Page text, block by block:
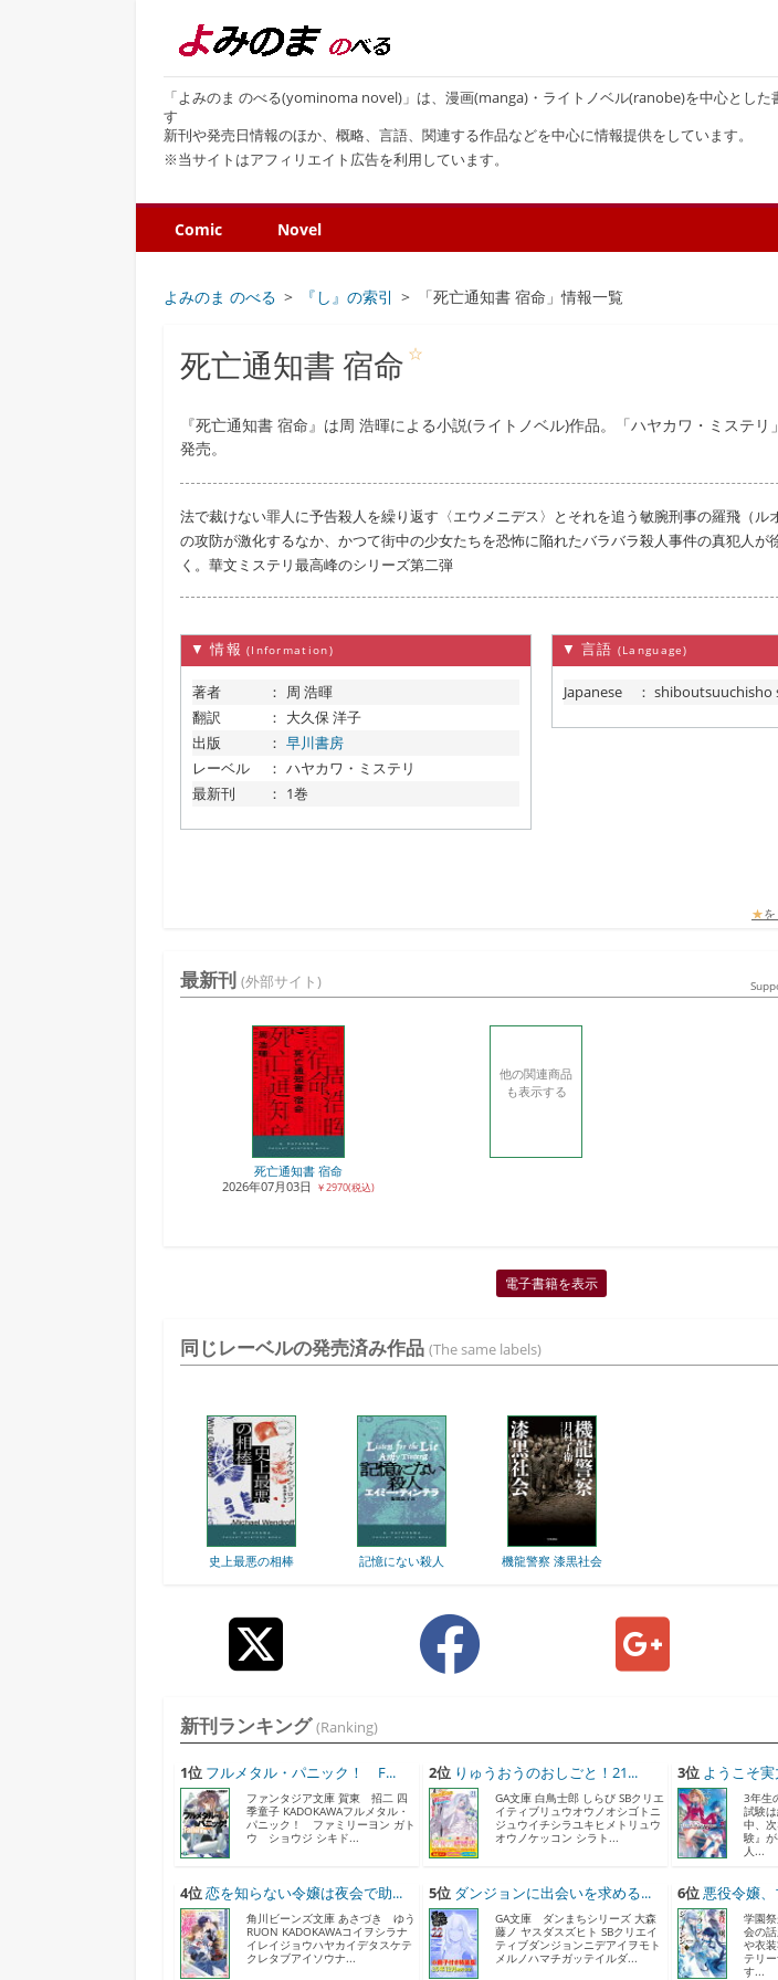
「よみのま のべる(yominoma novel)」は、漫画(manga)・ライトノベル(ranobe)を中心とし
す
新刊や発売日情報のほか、概略、言語、関連する作品などを中心に情報提供をしています。
※当サイトはアフィリエイト広告を利用しています。
Comic Novel
よみのま のべる 『し』の索引 「死亡通知書 宿命」情報一覧
死亡通知書 宿命 ☆
『死亡通知書 宿命』は周 浩暉による小説(ライトノベル)作品。「ハヤカワ・ミステリ
発売。
法で裁けない罪人に予告殺人を繰り返す〈エウメニデス〉とそれを追う敏腕刑事の羅飛（ル
の攻防が激化するなか、かつて街中の少女たちを恐怖に陥れたバラバラ殺人事件の真犯人が
く。華文ミステリ最高峰のシリーズ第二弾
▼ 情報 (Information)
著者 ： 周 浩暉
翻訳
： 大久保 洋子
出版
： 早川書房
レーベル
： ハヤカワ・ミステリ
最新刊
： 1巻
▼ 言語 (Language)
Japanese ： shiboutsuuchisho
★
最新刊 (外部サイト)
死亡通知書 宿命
2026年07月03日
￥2970(税込)
他の関連商品
も表示する
電子書籍を表示
同じレーベルの発売済み作品 (The same labels)
史上最悪の相棒 記憶にない殺人 機龍警察 漆黒社会
新刊ランキング (Ranking)
1位 フルメタル・パニック！ F...
ファンタジア文庫 賀東 招二 四
季童子 KADOKAWAフルメタル・
パニック！ ファミリーヨン ガト
ウ ショウジ シキド...
2位 りゅうおうのおしごと！21...
GA文庫 白鳥士郎 しらび SBクリエ
イティブリュウオウノオシゴトニ
ジュウイチシラユキヒメトリュウ
オウノケッコン シラト...
3位 ようこそ
3年生
試験
中、
験』
人...
4位 恋を知らない令嬢は夜会で助...
角川ビーンズ文庫 あさづき ゆう
RUON KADOKAWAコイヲシラナ
イレイジョウハヤカイデタスケテ
クレタブアイソウナ...
5位 ダンジョンに出会いを求める...
GA文庫 ダンまちシリーズ 大森
藤ノ ヤスダスズヒト SBクリエイ
ティブダンジョンニデアイヲモト
メルノハマチガッテイルダ...
6位 悪役令嬢
学園
会の
や衣
テリ
す...